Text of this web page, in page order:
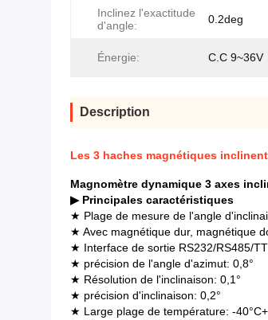
Inclinez l'exactitude
d'angle:
0.2deg
Énergie: C.C 9~36V
Description
Les 3 haches magnétiques
Magnomètre dynamique 3 axes
▶ Principales caractéristiques
★ Plage de mesure de l'angle
★ Avec magnétique dur, magnétique
★ Interface de sortie RS232/RS485/
★ précision de l'angle d'azimut: 0,8°
★ Résolution de l'inclinaison: 0,1°
★ précision d'inclinaison: 0,2°
★ Large plage de température: -